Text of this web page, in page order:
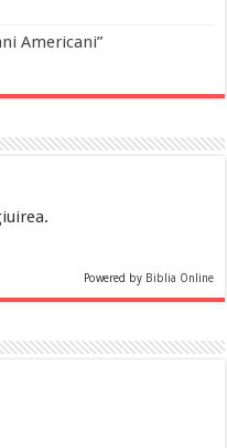
Americani”
Powered by Biblia Online